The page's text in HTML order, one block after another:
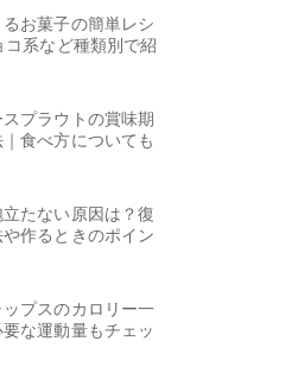
お菓子の簡単レシ
コ系など種類別で紹
プラウトの賞味期
食べ方についても
立たない原因は？復
作るときのポイン
プスのカロリー一
な運動量もチェッ